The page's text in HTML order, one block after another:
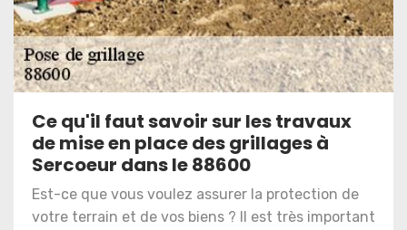
Ce qu'il faut savoir sur les travaux
de mise en place des grillages à
Sercoeur dans le 88600
Est-ce que vous voulez assurer la protection de
votre terrain et de vos biens ? Il est très important